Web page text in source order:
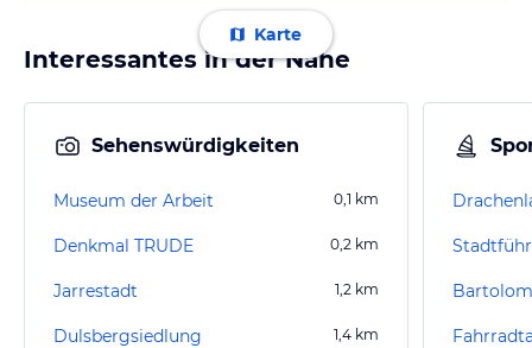
Karte
Interessantes in der Nähe
Sehenswürdigkeiten
Museum der Arbeit 0,1 km
Denkmal TRUDE 0,2 km
Jarrestadt 1,2 km
Dulsbergsiedlung 1,4 km